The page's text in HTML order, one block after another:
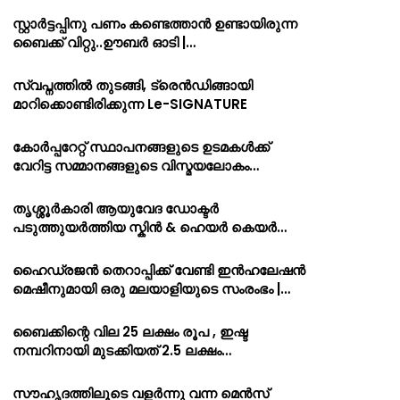
സ്റ്റാർട്ടപ്പിനു പണം കണ്ടെത്താൻ ഉണ്ടായിരുന്ന
ബൈക്ക് വിറ്റു..ഊബർ ഓടി |…
സ്വപ്നത്തിൽ തുടങ്ങി, ട്രെൻഡിങ്ങായി
മാറിക്കൊണ്ടിരിക്കുന്ന Le-SIGNATURE
കോർപ്പറേറ്റ് സ്ഥാപനങ്ങളുടെ ഉടമകൾക്ക്
വേറിട്ട സമ്മാനങ്ങളുടെ വിസ്മയലോകം…
തൃശ്ശൂർകാരി ആയുവേദ ഡോക്ടർ
പടുത്തുയർത്തിയ സ്കിൻ & ഹെയർ കെയർ…
ഹൈഡ്രജൻ തെറാപ്പിക്ക് വേണ്ടി ഇൻഹലേഷൻ
മെഷീനുമായി ഒരു മലയാളിയുടെ സംരംഭം |…
ബൈക്കിന്റെ വില 25 ലക്ഷം രൂപ , ഇഷ്ട
നമ്പറിനായി മുടക്കിയത് 2.5 ലക്ഷം…
സൗഹൃദത്തിലൂടെ വളർന്നു വന്ന മെൻസ്